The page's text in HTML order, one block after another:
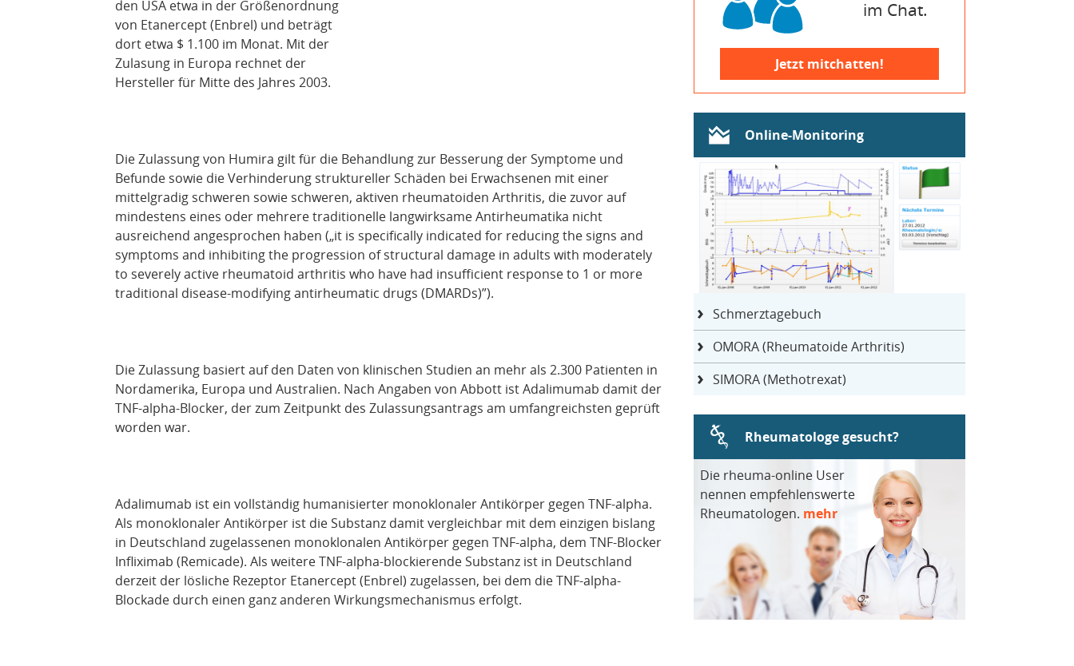
den USA etwa in der Größenordnung
von Etanercept (Enbrel) und beträgt
dort etwa $ 1.100 im Monat. Mit der
Zulasung in Europa rechnet der
Hersteller für Mitte des Jahres 2003.
Die Zulassung von Humira gilt für die Behandlung zur Besserung der Symptome und
Befunde sowie die Verhinderung struktureller Schäden bei Erwachsenen mit einer
mittelgradig schweren sowie schweren, aktiven rheumatoiden Arthritis, die zuvor auf
mindestens eines oder mehrere traditionelle langwirksame Antirheumatika nicht
ausreichend angesprochen haben („it is specifically indicated for reducing the signs and
symptoms and inhibiting the progression of structural damage in adults with moderately
to severely active rheumatoid arthritis who have had insufficient response to 1 or more
traditional disease-modifying antirheumatic drugs (DMARDs)”).
Die Zulassung basiert auf den Daten von klinischen Studien an mehr als 2.300 Patienten in
Nordamerika, Europa und Australien. Nach Angaben von Abbott ist Adalimumab damit der
TNF-alpha-Blocker, der zum Zeitpunkt des Zulassungsantrags am umfangreichsten geprüft
worden war.
Adalimumab ist ein vollständig humanisierter monoklonaler Antikörper gegen TNF-alpha.
Als monoklonaler Antikörper ist die Substanz damit vergleichbar mit dem einzigen bislang
in Deutschland zugelassenen monoklonalen Antikörper gegen TNF-alpha, dem TNF-Blocker
Infliximab (Remicade). Als weitere TNF-alpha-blockierende Substanz ist in Deutschland
derzeit der lösliche Rezeptor Etanercept (Enbrel) zugelassen, bei dem die TNF-alpha-
Blockade durch einen ganz anderen Wirkungsmechanismus erfolgt.
im Chat.
Jetzt mitchatten!
Online-Monitoring
Schmerztagebuch
OMORA (Rheumatoide Arthritis)
SIMORA (Methotrexat)
Rheumatologe gesucht?
Die rheuma-online User
nennen empfehlenswerte
Rheumatologen. mehr